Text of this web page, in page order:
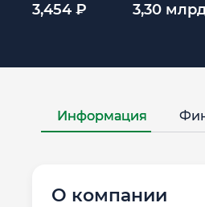
3,454 ₽ 3,30
Информация
О компании